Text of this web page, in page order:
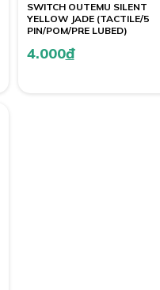
SWITCH OUTEMU SILENT
YELLOW JADE (TACTILE/5
PIN/POM/PRE LUBED)
4.000đ